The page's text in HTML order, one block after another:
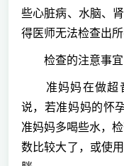
些心脏病、水脑、
得医师无法检查出所
检查的注意事宜
准妈妈在做超音
说，若准妈妈的怀
准妈妈多喝些水，
数比较大了，或使